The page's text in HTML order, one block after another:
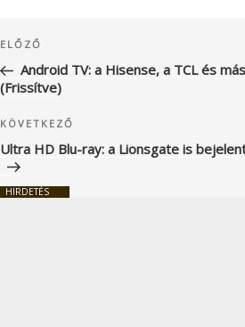
navigáció
Korábbi
bejegyzés
ELŐZŐ
Android TV: a Hisense, a TCL és
(Frissítve)
Következő
bejegyzés
KÖVETKEZŐ
Ultra HD Blu-ray: a Lionsgate is
HIRDETÉS